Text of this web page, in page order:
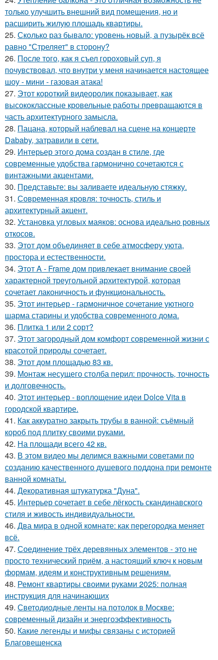
только улучшить внешний вид помещения, но и
расширить жилую площадь квартиры.
25. Сколько раз бывало: уровень новый, а пузырёк всё
равно "Стреляет" в сторону?
26. После того, как я съел гороховый суп, я
почувствовал, что внутри у меня начинается настоящее
шоу - мини - газовая атака!
27. Этот короткий видеоролик показывает, как
высококлассные кровельные работы превращаются в
часть архитектурного замысла.
28. Пацана, который наблевал на сцене на концерте
Dababy, затравили в сети.
29. Интерьер этого дома создан в стиле, где
современные удобства гармонично сочетаются с
винтажными акцентами.
30. Представьте: вы заливаете идеальную стяжку.
31. Современная кровля: точность, стиль и
архитектурный акцент.
32. Установка угловых маяков: основа идеально ровных
откосов.
33. Этот дом объединяет в себе атмосферу уюта,
простора и естественности.
34. Этот A - Frame дом привлекает внимание своей
характерной треугольной архитектурой, которая
сочетает лаконичность и функциональность.
35. Этот интерьер - гармоничное сочетание уютного
шарма старины и удобства современного дома.
36. Плитка 1 или 2 сорт?
37. Этот загородный дом комфорт современной жизни с
красотой природы сочетает.
38. Этот дом площадью 83 кв.
39. Монтаж несущего столба перил: прочность, точность
и долговечность.
40. Этот интерьер - воплощение идеи Dolce Vita в
городской квартире.
41. Как аккуратно закрыть трубы в ванной: съёмный
короб под плитку своими руками.
42. На площади всего 42 кв.
43. В этом видео мы делимся важными советами по
созданию качественного душевого поддона при ремонте
ванной комнаты.
44. Декоративная штукатурка "Дуна".
45. Интерьер сочетает в себе лёгкость скандинавского
стиля и живость индивидуальности.
46. Два мира в одной комнате: как перегородка меняет
всё.
47. Соединение трёх деревянных элементов - это не
просто технический приём, а настоящий ключ к новым
формам, идеям и конструктивным решениям.
48. Ремонт квартиры своими руками 2025: полная
инструкция для начинающих
49. Светодиодные ленты на потолок в Москве:
современный дизайн и энергоэффективность
50. Какие легенды и мифы связаны с историей
Благовещенска